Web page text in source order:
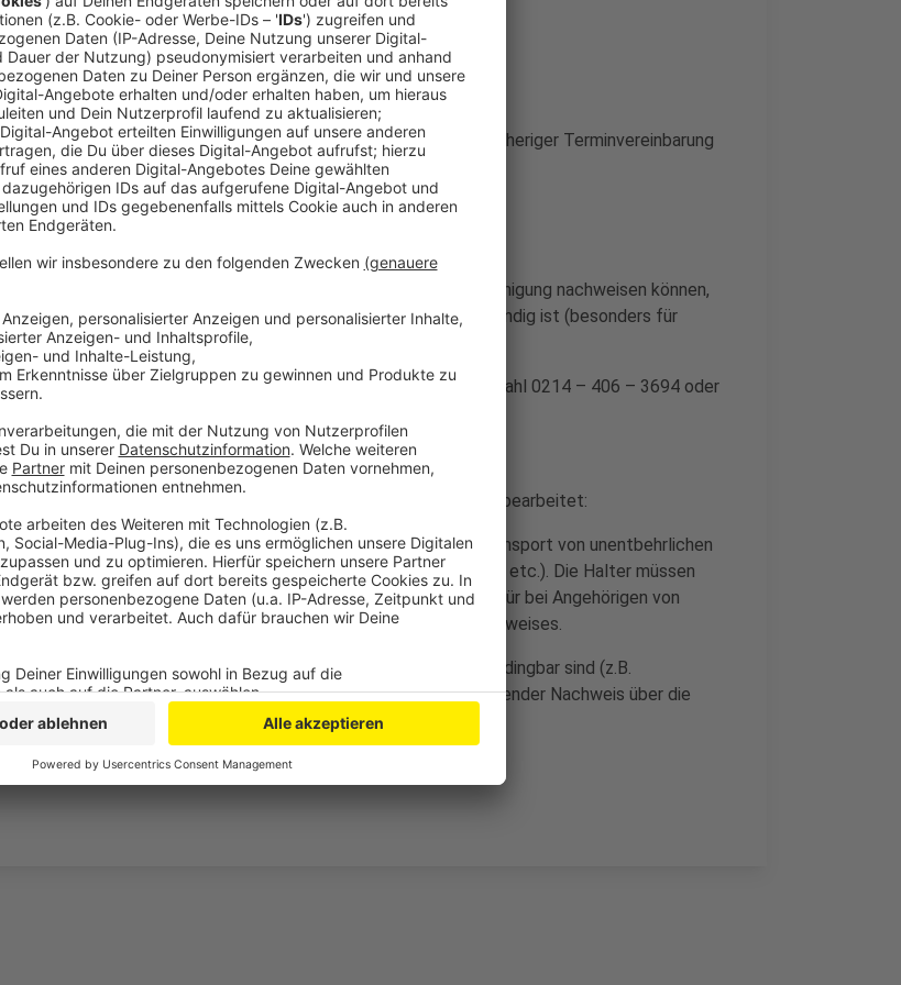
Daher gelten bis auf Weiteres folgende Regelungen:
Führerscheinstelle:
Persönliche Vorsprachen sind nur für folgenden Anliegen nach vorheriger Terminvereinbarung
möglich:
Verlängerung der Fahrerlaubnis
Fahrerkarten
Personenbeförderungsscheine
Abholungen für Personen, die durch eine Arbeitgeberbescheinigung nachweisen können,
dass der Führerschein im Interesse der Öffentlichkeit notwendig ist (besonders für
Personal aus dem medizinischen Sektor)
Termine für die oben genannten Anliegen können über die Durchwahl 0214 – 406 – 3694 oder
Zulassungsstelle:
In der Zulassungsstelle werden nur noch folgenden Zulassungen bearbeitet:
Für Halter, die in sozialen Berufen, im Gesundheitswesen oder Transport von unentbehrlichen
Gütern arbeiten (z.B. Krankenhaus, Ärzte, Lebensmitteltransporte etc.). Die Halter müssen
entweder einen Bescheinigung ihres Arbeitgebers vorlegen oder für bei Angehörigen von
Feuerwehr, Rettungsdienst oder Polizei eine Kopie des Dienstausweises.
Fahrzeuge, die zur Aufrechterhaltung des Warentransportes unabdingbar sind (z.B.
Lebensmittel, Baustoffe etc.) Zur Zulassung muss ein entsprechender Nachweis über die
Gewerbetätigkeit vorgelegt werden.
Anzeige